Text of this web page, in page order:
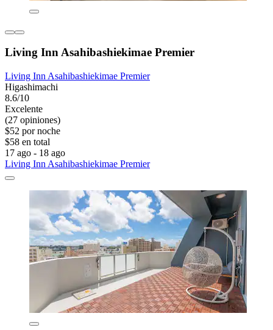
Living Inn Asahibashiekimae Premier
Living Inn Asahibashiekimae Premier
Higashimachi
8.6/10
Excelente
(27 opiniones)
$52 por noche
$58 en total
17 ago - 18 ago
Living Inn Asahibashiekimae Premier